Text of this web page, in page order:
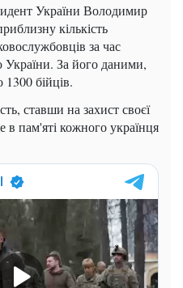
України Володимир
кількість
за час
України. За його даними,
бійців.
ставши на захист своєї
в пам'яті кожного українця